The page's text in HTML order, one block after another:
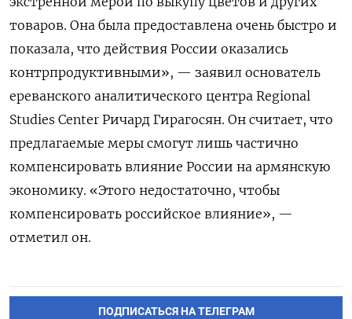
товаров. Она была предоставлена очень быстро и
показала, что действия России оказались
контрпродуктивными», — заявил основатель
ереванского аналитического центра Regional
Studies Center Ричард Гирагосян. Он считает, что
предлагаемые меры смогут лишь частично
компенсировать влияние России на армянскую
экономику. «Этого недостаточно, чтобы
компенсировать российское влияние», —
отметил он.
ПОДПИСАТЬСЯ НА ТЕЛЕГРАМ